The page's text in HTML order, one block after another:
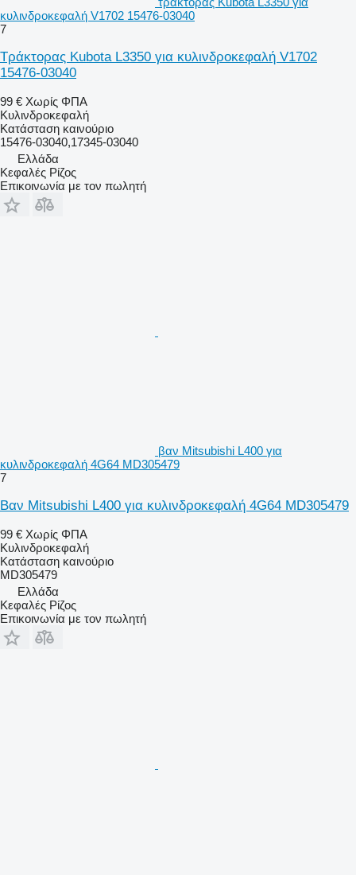
κυλινδροκεφαλή V1702 15476-03040
7
Τράκτορας Kubota L3350 για κυλινδροκεφαλή V1702
15476-03040
99 € Χωρίς ΦΠΑ
Κυλινδροκεφαλή
Κατάσταση καινούριο
15476-03040,17345-03040
Ελλάδα
Κεφαλές Ρίζος
Επικοινωνία με τον πωλητή
βαν Mitsubishi L400 για
κυλινδροκεφαλή 4G64 MD305479
7
Βαν Mitsubishi L400 για κυλινδροκεφαλή 4G64 MD305479
99 € Χωρίς ΦΠΑ
Κυλινδροκεφαλή
Κατάσταση καινούριο
MD305479
Ελλάδα
Κεφαλές Ρίζος
Επικοινωνία με τον πωλητή